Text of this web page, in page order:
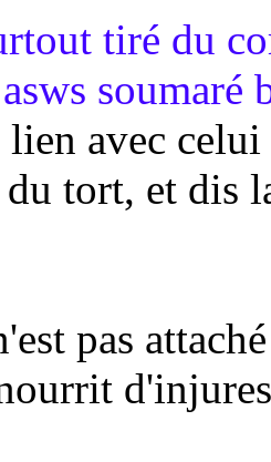
tiré du
avec
tort, et dis
pas